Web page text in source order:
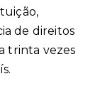
de direitos
trinta vezes